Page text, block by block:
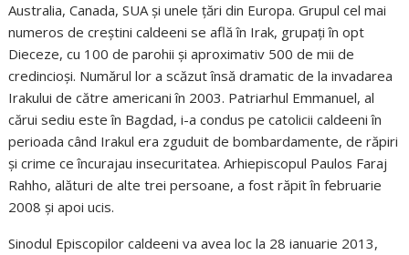
Australia, Canada, SUA şi unele ţări din Europa. Grupul cel mai
numeros de creştini caldeeni se află în Irak, grupaţi în opt
Dieceze, cu 100 de parohii şi aproximativ 500 de mii de
credincioşi. Numărul lor a scăzut însă dramatic de la invadarea
Irakului de către americani în 2003. Patriarhul Emmanuel, al
cărui sediu este în Bagdad, i-a condus pe catolicii caldeeni în
perioada când Irakul era zguduit de bombardamente, de răpiri
şi crime ce încurajau insecuritatea. Arhiepiscopul Paulos Faraj
Rahho, alături de alte trei persoane, a fost răpit în februarie
2008 şi apoi ucis.
Sinodul Episcopilor caldeeni va avea loc la 28 ianuarie 2013,